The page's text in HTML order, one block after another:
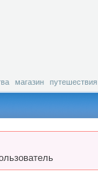
магазин путешествия